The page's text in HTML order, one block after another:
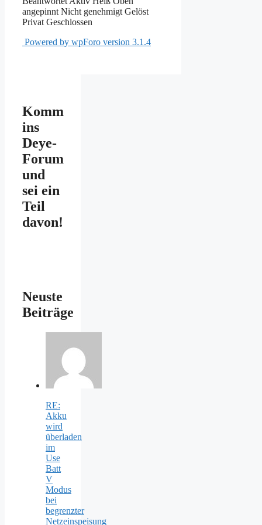
angepinnt Nicht genehmigt Gelöst
Privat Geschlossen
Powered by wpForo version 3.1.4
Komm
ins
Deye-
Forum
und
sei ein
Teil
davon!
Neuste
Beiträge
RE:
Akku
wird
überladen
im
Use
Batt
V
Modus
bei
begrenzter
Netzeinspeisung